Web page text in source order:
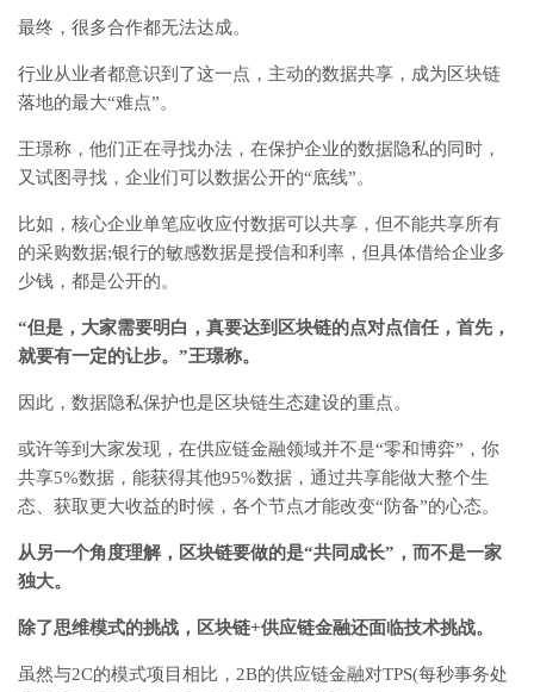
最终，很多合作都无法达成。
行业从业者都意识到了这一点，主动的数据共享，成为区块链
落地的最大“难点”。
王璟称，他们正在寻找办法，在保护企业的数据隐私的同时，
又试图寻找，企业们可以数据公开的“底线”。
比如，核心企业单笔应收应付数据可以共享，但不能共享所有
的采购数据;银行的敏感数据是授信和利率，但具体借给企业多
少钱，都是公开的。
“但是，大家需要明白，真要达到区块链的点对点信任，首先，
就要有一定的让步。”王璟称。
因此，数据隐私保护也是区块链生态建设的重点。
或许等到大家发现，在供应链金融领域并不是“零和博弈”，你
共享5%数据，能获得其他95%数据，通过共享能做大整个生
态、获取更大收益的时候，各个节点才能改变“防备”的心态。
从另一个角度理解，区块链要做的是“共同成长”，而不是一家
独大。
除了思维模式的挑战，区块链+供应链金融还面临技术挑战。
虽然与2C的模式项目相比，2B的供应链金融对TPS(每秒事务处